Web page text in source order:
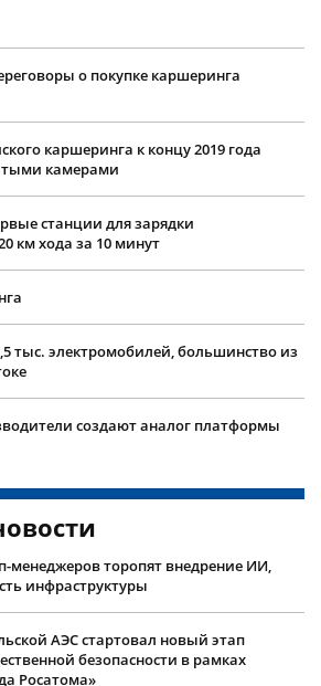
о покупке каршеринга
каршеринга к концу 2019 года
камерами
станции для зарядки
км хода за 10 минут
тыс. электромобилей, большинство из
создают аналог платформы
менеджеров торопят внедрение ИИ,
инфраструктуры
АЭС стартовал новый этап
безопасности в рамках
Росатома»